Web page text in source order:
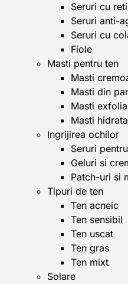
Seruri cu
Seruri anti-
Seruri cu
Fiole
Masti pentru ten
Masti
Masti din
Masti
Masti
Ingrijirea ochilor
Seruri
Geluri si
Patch-uri si
Tipuri de ten
Ten acneic
Ten sensibil
Ten uscat
Ten gras
Ten mixt
Solare